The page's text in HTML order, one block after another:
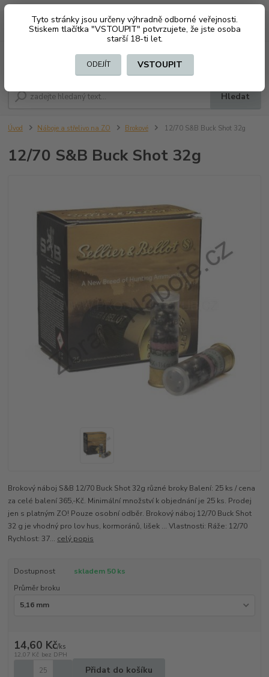
Tyto stránky jsou určeny výhradně odborné veřejnosti.
Stiskem tlačítka "VSTOUPIT" potvrzujete, že jste osoba
starší 18-ti let.
ODEJÍT VSTOUPIT
CZK
Hledat
+420 603794370 za0 Kč
Úvod Náboje a střelivo na ZO Brokové 12/70 S&B Buck Shot 32g
12/70 S&B Buck Shot 32g
Brokový náboj S&B 12/70 Buck Shot 32g různé broky Balení: 25 ks / cena
za celé balení 365,-Kč. Minimální množství k objednání je 25 ks. Prodej
jen s platným ZO! Pouze osobní odběr. Brokový náboj 12/70 Buck Shot
32 g je vhodný pro lov hus, kormoránů, lišek ... Vlastnosti: Ráže: 12/70
Rychlost: 37... celý popis
Dostupnost
skladem 50 ks
Průměr broku
14,60 Kč/ks
12,07 Kč bez DPH
Přidat do košíku